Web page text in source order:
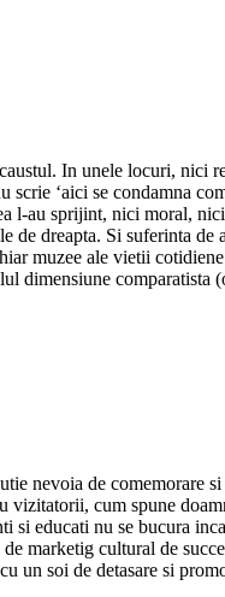
In unele locuri, nici
‘aici se condamna
l-au sprijint, nici moral,
dreapta. Si suferinta
muzee ale vietii
dimensiune
nevoia de comemorare
cum spune
educati nu se bucura
marketig cultural de
un soi de detasare si